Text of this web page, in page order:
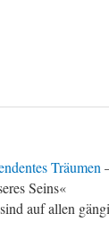
Träumen
Seins«
sind auf allen